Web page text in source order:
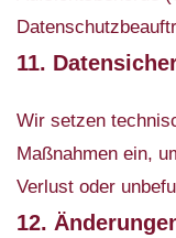
11.
Wir setzen
Maßnahmen ein,
Verlust oder
12.